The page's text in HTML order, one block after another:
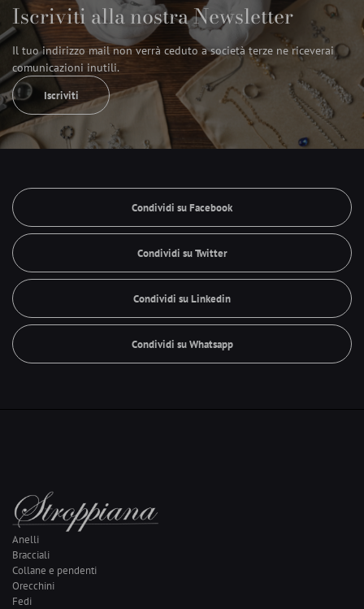
Iscriviti alla nostra Newsletter
Il tuo indirizzo mail non verrà ceduto a società terze ne riceverai
comunicazioni inutili.
Iscriviti
Condividi su Facebook
Condividi su Twitter
Condividi su Linkedin
Condividi su Whatsapp
Anelli
Bracciali
Collane e pendenti
Orecchini
Fedi